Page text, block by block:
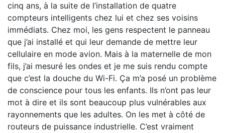
cinq ans, à la suite de l’installation de quatre
compteurs intelligents chez lui et chez ses voisins
immédiats. Chez moi, les gens respectent le panneau
que j’ai installé et qui leur demande de mettre leur
cellulaire en mode avion. Mais à la maternelle de mon
fils, j’ai mesuré les ondes et je me suis rendu compte
que c’est la douche du Wi-Fi. Ça m’a posé un problème
de conscience pour tous les enfants. Ils n’ont pas leur
mot à dire et ils sont beaucoup plus vulnérables aux
rayonnements que les adultes. On les met à côté de
routeurs de puissance industrielle. C’est vraiment